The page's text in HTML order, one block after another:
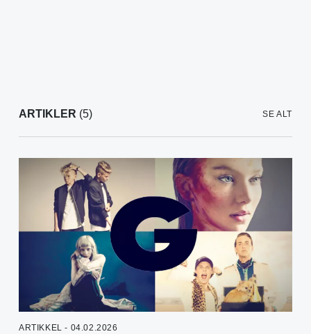
ARTIKLER (5) SE ALT
ARTIKKEL - 04.02.2026